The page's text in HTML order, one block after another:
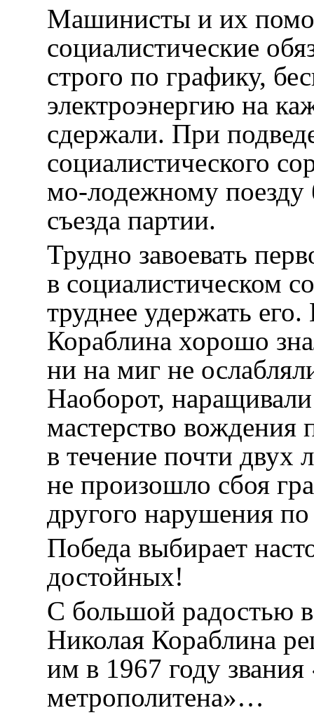
Машинисты и их
социалистические
строго по графику,
электроэнергию на
сдержали. При
социалистического
мо-лодежному
съезда партии.
Трудно завоевать
в социалистическом
труднее удержать
Кораблина хорошо
ни на миг не
Наоборот,
мастерство вождения
в течение почти двух
не произошло сбоя
другого нарушения
Победа выбирает
достойных!
С большой радостью
Николая Кораблина
им в 1967 году
метрополитена»…